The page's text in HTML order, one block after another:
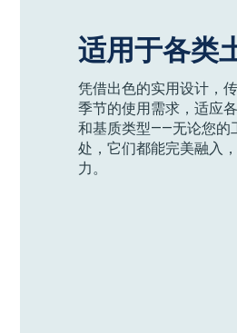
适用于各类
凭借出色的实用设计，
季节的使用需求，适应
和基质类型——无论您的
处，它们都能完美融入
力。